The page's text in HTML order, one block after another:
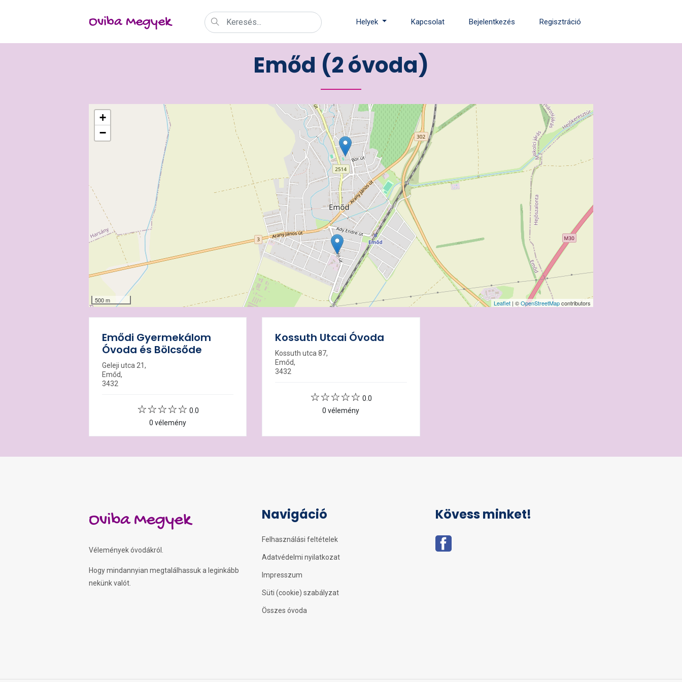
Oviba Megyek Helyek Kapcsolat Bejelentkezés Regisztráció
Emőd (2 óvoda)
+
−
500 m Leaflet | ©OpenStreetMapcontributors
Emődi Gyermekálom
Óvoda és Bölcsőde
Geleji utca 21,
Emőd,
3432
0.0
0 vélemény
Kossuth Utcai Óvoda
Kossuth utca 87,
Emőd,
3432
0.0
0 vélemény
Oviba Megyek
Vélemények óvodákról.
Hogy mindannyian megtalálhassuk a leginkább
nekünk valót.
Navigáció
Felhasználási feltételek
Adatvédelmi nyilatkozat
Impresszum
Süti (cookie) szabályzat
Összes óvoda
Kövess minket!